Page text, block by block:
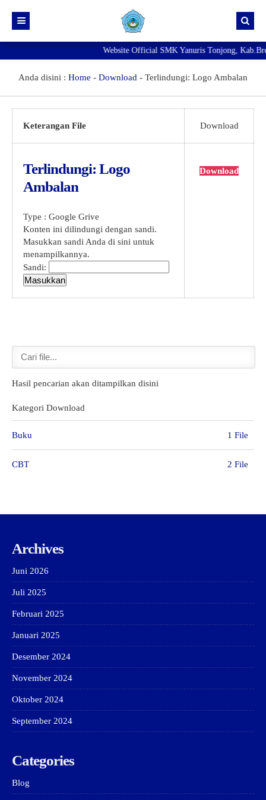
Info Kelulusan
Pengumuman
SMK Yanuris Tonjong Masih Membuka Pendaftaran Murid
Agenda
Exambrowser
Prestasi
Galeri
Fasilitas
Ekskul
Download
Direktori
PENGADUAN KDST
GTK
Website Official SMK Yanuris Tonjong,
Anda disini : Home - Download - Terlindungi: Logo Ambalan
Keterangan File Download
Terlindungi: Logo
Ambalan
Type : Google Grive
Konten ini dilindungi dengan sandi.
Masukkan sandi Anda di sini untuk
menampilkannya.
Sandi:
Download
Hasil pencarian akan ditampilkan disini
Kategori Download
Buku 1 File
CBT 2 File
Archives
Juni 2026
Juli 2025
Februari 2025
Januari 2025
Desember 2024
November 2024
Oktober 2024
September 2024
Categories
Blog